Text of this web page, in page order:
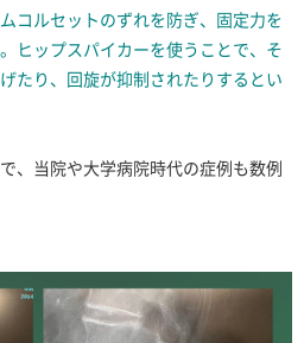
コルセットのずれを防ぎ、固定力を
ヒップスパイカーを使うことで、そ
たり、回旋が抑制されたりするとい
、当院や大学病院時代の症例も数例